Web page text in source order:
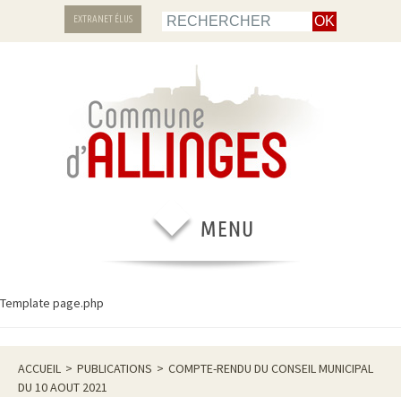
EXTRANET ÉLUS
Template page.php
ACCUEIL > PUBLICATIONS > COMPTE-RENDU DU CONSEIL MUNICIPAL
DU 10 AOUT 2021